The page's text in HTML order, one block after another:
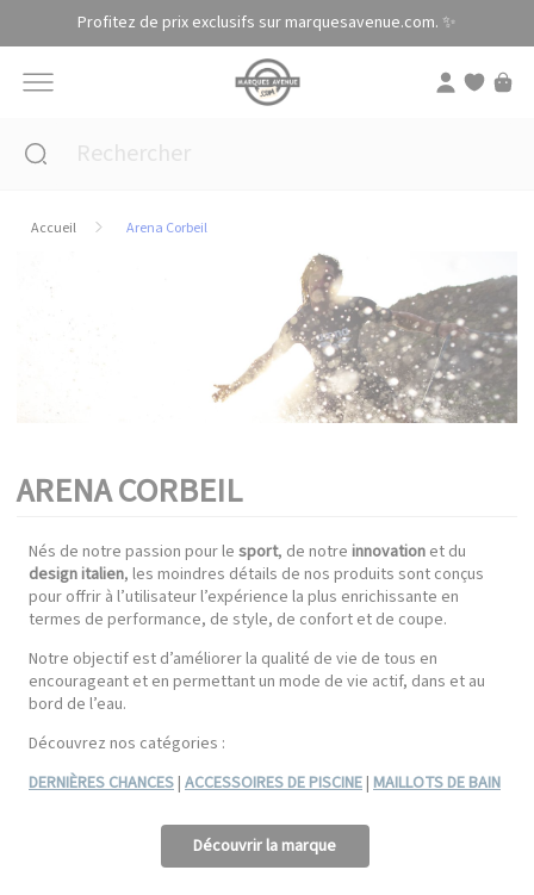
Profitez de prix exclusifs sur marquesavenue.com. ✨
Accueil Arena Corbeil
ARENA CORBEIL
Nés de notre passion pour le sport, de notre innovation et du
design italien, les moindres détails de nos produits sont conçus
pour offrir à l’utilisateur l’expérience la plus enrichissante en
termes de performance, de style, de confort et de coupe.
Notre objectif est d’améliorer la qualité de vie de tous en
encourageant et en permettant un mode de vie actif, dans et au
bord de l’eau.
Découvrez nos catégories :
DERNIÈRES CHANCES| ACCESSOIRES DE PISCINE| MAILLOTS DE BAIN
Découvrir la marque
Panneau de gestion des cookies